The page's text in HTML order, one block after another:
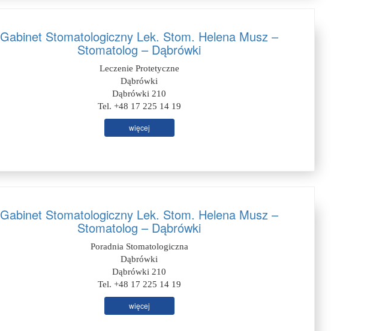
Gabinet Stomatologiczny Lek. Stom. Helena Musz –
Stomatolog – Dąbrówki
Leczenie Protetyczne
Dąbrówki
Dąbrówki 210
Tel. +48 17 225 14 19
więcej
Gabinet Stomatologiczny Lek. Stom. Helena Musz –
Stomatolog – Dąbrówki
Poradnia Stomatologiczna
Dąbrówki
Dąbrówki 210
Tel. +48 17 225 14 19
więcej